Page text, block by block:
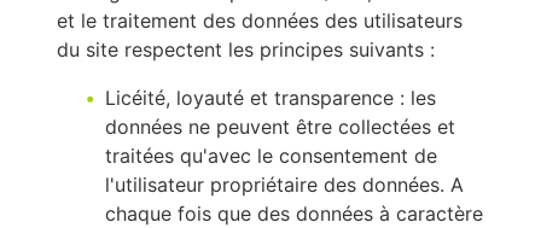
et le traitement des données des utilisateurs
du site respectent les principes suivants :
Licéité, loyauté et transparence : les
données ne peuvent être collectées et
traitées qu'avec le consentement de
l'utilisateur propriétaire des données. A
chaque fois que des données à caractère